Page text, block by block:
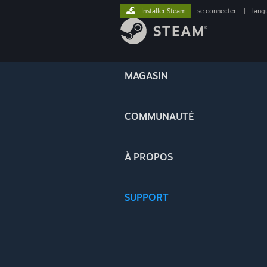
MAGASIN
COMMUNAUTÉ
À PROPOS
SUPPORT
Installer Steam se connecter